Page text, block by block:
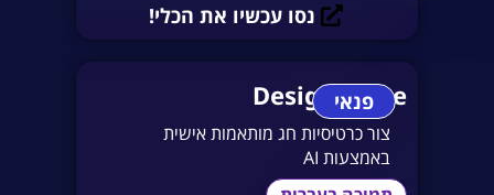
נסו עכשיו את הכלי!
פנאי
Designstripe
צור כרטיסיות חג מותאמות אישית
באמצעות AI